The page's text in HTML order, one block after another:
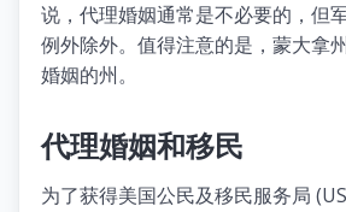
说，代理婚姻通常是不必要的，但
例外除外。值得注意的是，蒙大拿
婚姻的州。
代理婚姻和移民
为了获得美国公民及移民服务局